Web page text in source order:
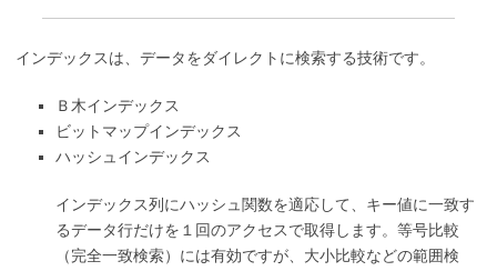
インデックスは、データをダイレクトに検索する技術です。
Ｂ木インデックス
ビットマップインデックス
ハッシュインデックス
インデックス列にハッシュ関数を適応して、キー値に一致す
るデータ行だけを１回のアクセスで取得します。等号比較
（完全一致検索）には有効ですが、大小比較などの範囲検